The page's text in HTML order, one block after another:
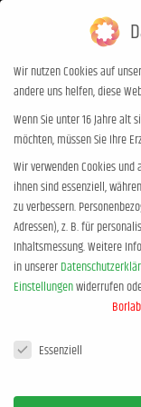
Wir nutzen Cookies auf
andere uns helfen, diese
Wenn Sie unter 16 Jahre
möchten, müssen Sie Ihre
Wir verwenden Cookies
ihnen sind essenziell,
zu verbessern.
Adressen), z. B. für
Inhaltsmessung.Weitere
in unserer
Einstellungenwiderrufen
Datenschutzeinstellungen
Essenziell